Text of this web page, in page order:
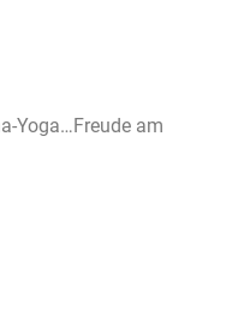
Yoga…Freude am